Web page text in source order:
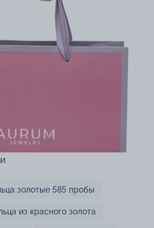
золотые 585 пробы
из красного золота